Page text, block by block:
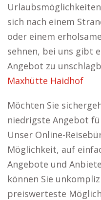
sich nach einem
oder einem
sehnen, bei uns gibt
Angebot zu
Maxhütte Haidhof
Möchten Sie
niedrigste Angebot
Unser Online-
Möglichkeit, auf
Angebote und
können Sie
preiswerteste